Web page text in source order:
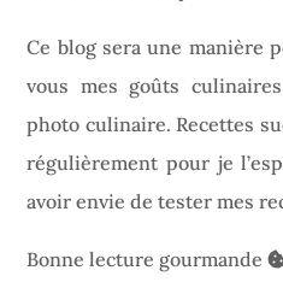
Ce blog sera une manière
vous mes goûts
photo culinaire. Recettes
régulièrement pour je
avoir envie de tester mes
Bonne lecture gourmande